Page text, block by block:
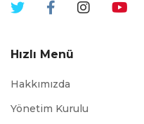
Hızlı Menü
Hakkımızda
Yönetim Kurulu